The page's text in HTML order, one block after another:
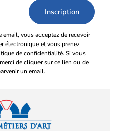
email, vous acceptez de recevoir
électronique et vous prenez
de confidentialité. Si vous
de cliquer sur ce lien ou de
un email.